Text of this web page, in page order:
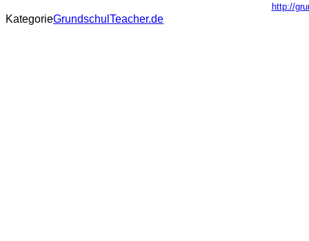
http://
KategorieGrundschulTeacher.de